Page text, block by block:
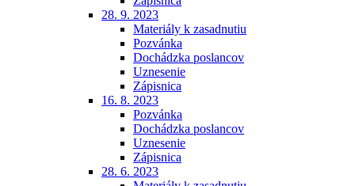
28. 9. 2023
Materiály k zasadnutiu
Pozvánka
Dochádzka poslancov
Uznesenie
Zápisnica
16. 8. 2023
Pozvánka
Dochádzka poslancov
Uznesenie
Zápisnica
28. 6. 2023